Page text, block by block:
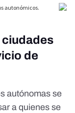
ciudades
de
autónomas se
a quienes se